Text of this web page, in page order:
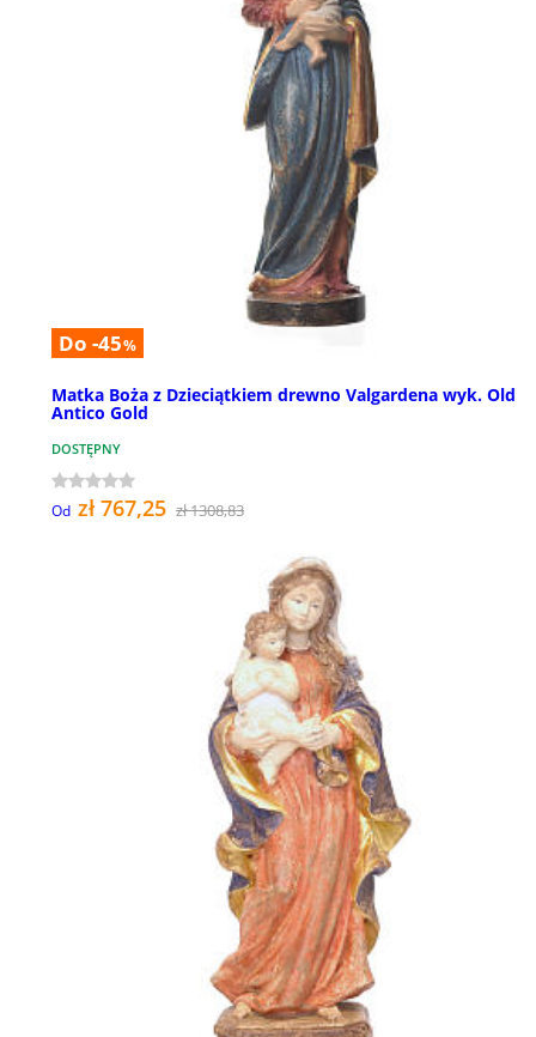
Do -45%
Matka Boża z Dzieciątkiem drewno Valgardena wyk. Old
Antico Gold
DOSTĘPNY
Od zł 767,25 zł 1308,83